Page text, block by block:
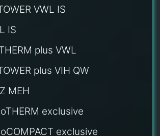
VWL IS
IS
plus VWL
plus VIH QW
MEH
exclusive
exclusive